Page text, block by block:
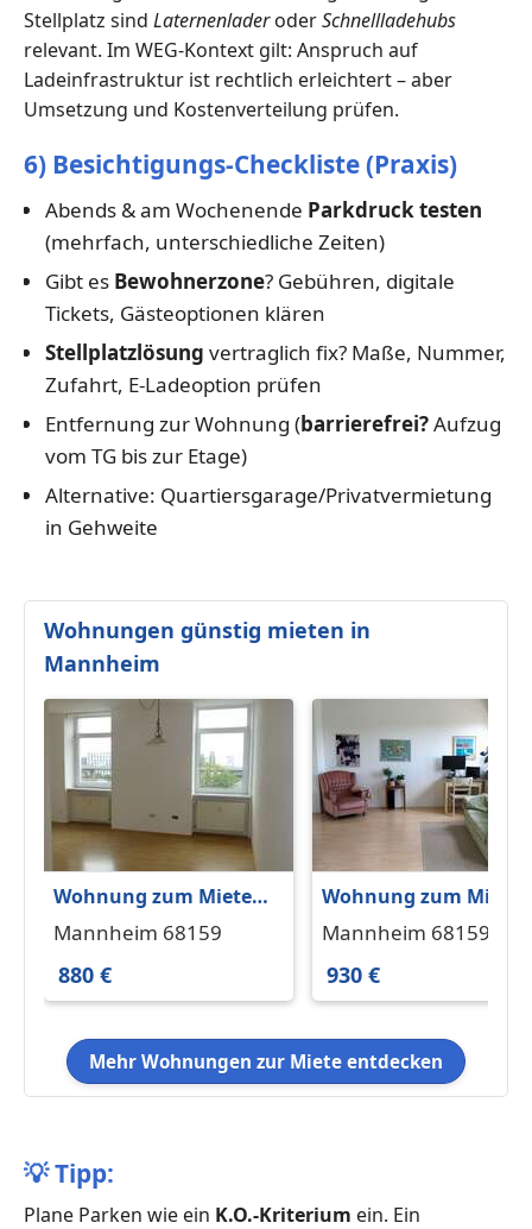
Stellplatz sind LaternenladeroderSchnellladehubs
relevant. Im WEG-Kontext gilt: Anspruch auf
Ladeinfrastruktur ist rechtlich erleichtert – aber
Umsetzung und Kostenverteilung prüfen.
6) Besichtigungs-Checkliste (Praxis)
Abends & am Wochenende Parkdruck testen
(mehrfach, unterschiedliche Zeiten)
Gibt es Bewohnerzone? Gebühren, digitale
Tickets, Gästeoptionen klären
Stellplatzlösung vertraglich fix? Maße, Nummer,
Zufahrt, E-Ladeoption prüfen
Entfernung zur Wohnung (barrierefrei?Aufzug
vom TG bis zur Etage)
Alternative: Quartiersgarage/Privatvermietung
in Gehweite
Wohnungen günstig mieten in
Mannheim
Wohnung zum Mieten
in Mannheim 880 € 63
Mannheim 68159
880 €
Wohnung zum Mieten
in Mannheim 930 € 58
Mannheim 68159
930 €
Mehr Wohnungen zur Miete entdecken
💡Tipp:
Plane Parken wie ein K.O.-Kriterium ein. Ein